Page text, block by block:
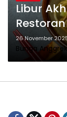
Libur
Kembali
26 November
Bunga